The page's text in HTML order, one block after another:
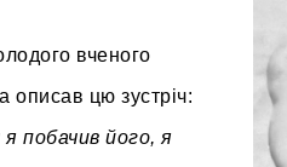
вченого
описав цю зустріч:
побачив його, я